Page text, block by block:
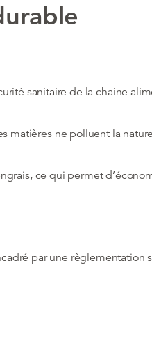
sanitaire de la chaine
matières ne polluent la
ce qui permet
par une règlementation